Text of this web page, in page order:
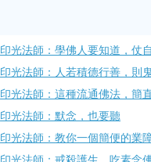
印光法師：學佛人要知道，仗
印光法師：人若積德行善，則
印光法師：這種流通佛法，簡
印光法師：默念，也要聽
印光法師：教你一個簡便的業